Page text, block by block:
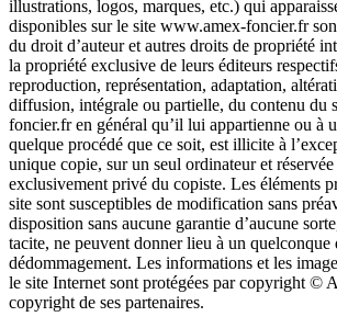
illustrations, logos, marques, etc.) qui
disponibles sur le site www.amex-foncier.fr
du droit d’auteur et autres droits de propriété
la propriété exclusive de leurs éditeurs
reproduction, représentation, adaptation,
diffusion, intégrale ou partielle, du contenu du
foncier.fr en général qu’il lui appartienne ou à
quelque procédé que ce soit, est illicite à
unique copie, sur un seul ordinateur et réservée
exclusivement privé du copiste. Les éléments
site sont susceptibles de modification sans
disposition sans aucune garantie d’aucune
tacite, ne peuvent donner lieu à un quelconque
dédommagement. Les informations et les
le site Internet sont protégées par copyright ©
copyright de ses partenaires.